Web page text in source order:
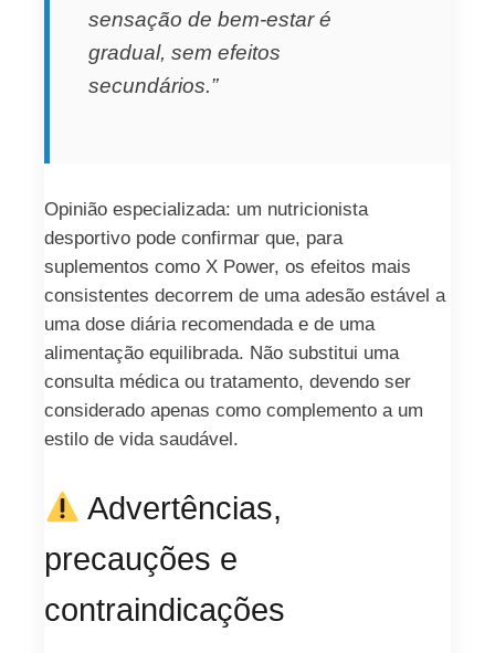
sensação de bem‑estar é
gradual, sem efeitos
secundários.”
Opinião especializada: um nutricionista
desportivo pode confirmar que, para
suplementos como X Power, os efeitos mais
consistentes decorrem de uma adesão estável a
uma dose diária recomendada e de uma
alimentação equilibrada. Não substitui uma
consulta médica ou tratamento, devendo ser
considerado apenas como complemento a um
estilo de vida saudável.
Advertências,
precauções e
contraindicações